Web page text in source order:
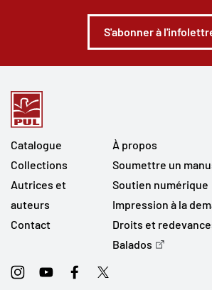
S'abonner à
Catalogue
Collections
Autrices et
auteurs
Contact
À propos
Soumettre un
Soutien numérique
Impression à la
Droits et
Balados
InstagramYoutubeFacebookTwitter